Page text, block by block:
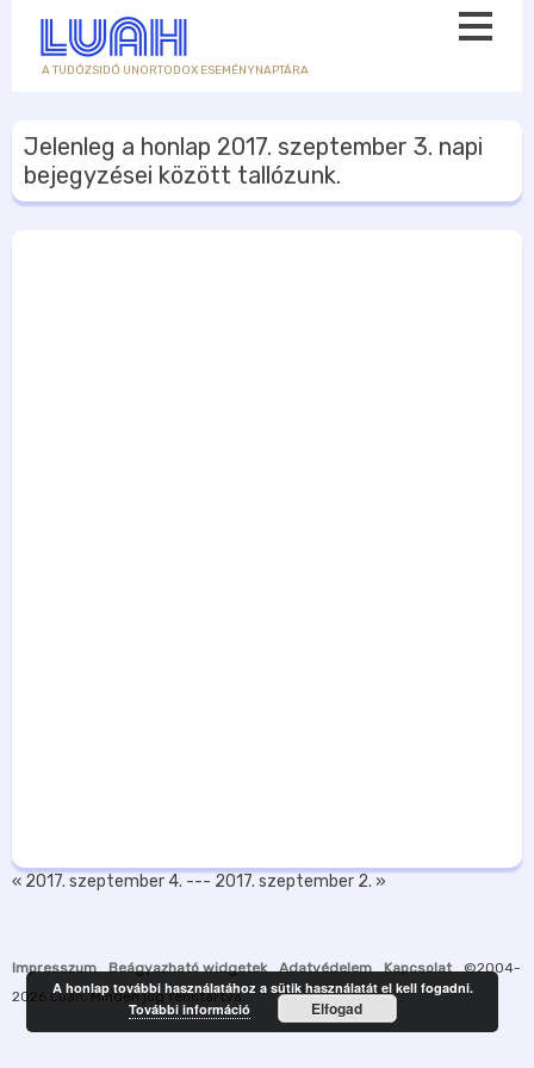
A TUDÓZSIDÓ UNORTODOX ESEMÉNYNAPTÁRA
Jelenleg a honlap 2017. szeptember 3. napi
bejegyzései között tallózunk.
« 2017. szeptember 4. --- 2017. szeptember 2. »
Impresszum Beágyazható widgetek Adatvédelem Kapcsolat
©2004-
2026 Luah. Minden jog fenntartva.
A honlap további használatához a sütik használatát el kell fogadni.
További információ
Elfogad